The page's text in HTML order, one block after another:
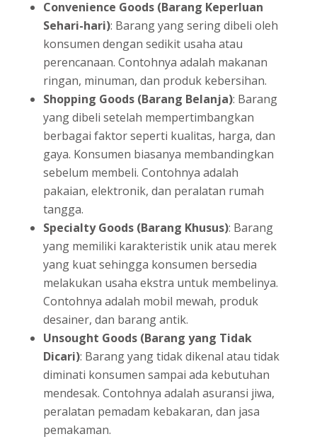
Convenience Goods (Barang Keperluan
Sehari-hari): Barang yang sering dibeli oleh
konsumen dengan sedikit usaha atau
perencanaan. Contohnya adalah makanan
ringan, minuman, dan produk kebersihan.
Shopping Goods (Barang Belanja): Barang
yang dibeli setelah mempertimbangkan
berbagai faktor seperti kualitas, harga, dan
gaya. Konsumen biasanya membandingkan
sebelum membeli. Contohnya adalah
pakaian, elektronik, dan peralatan rumah
tangga.
Specialty Goods (Barang Khusus): Barang
yang memiliki karakteristik unik atau merek
yang kuat sehingga konsumen bersedia
melakukan usaha ekstra untuk membelinya.
Contohnya adalah mobil mewah, produk
desainer, dan barang antik.
Unsought Goods (Barang yang Tidak
Dicari): Barang yang tidak dikenal atau tidak
diminati konsumen sampai ada kebutuhan
mendesak. Contohnya adalah asuransi jiwa,
peralatan pemadam kebakaran, dan jasa
pemakaman.